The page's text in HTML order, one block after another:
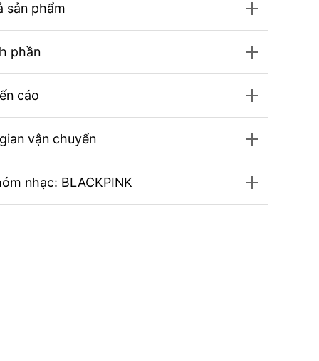
sản phẩm
phần
cáo
vận chuyển
nhạc: BLACKPINK